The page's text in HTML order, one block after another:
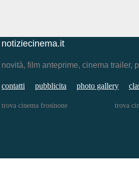
notiziecinema.it
novità, film anteprime, cinema trailer,
contatti pubblicita photo gallery
trova cinema frosinone trova